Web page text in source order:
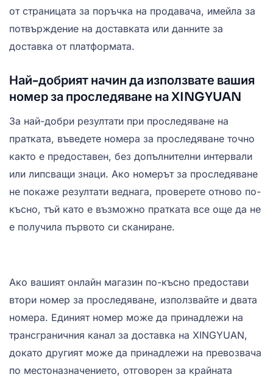
от страницата за поръчка на продавача, имейла за
потвърждение на доставката или данните за
доставка от платформата.
Най-добрият начин да използвате вашия
номер за проследяване на XINGYUAN
За най-добри резултати при проследяване на
пратката, въведете номера за проследяване точно
както е предоставен, без допълнителни интервали
или липсващи знаци. Ако номерът за проследяване
не покаже резултати веднага, проверете отново по-
късно, тъй като е възможно пратката все още да не
е получила първото си сканиране.
Ако вашият онлайн магазин по-късно предостави
втори номер за проследяване, използвайте и двата
номера. Единият номер може да принадлежи на
трансграничния канал за доставка на XINGYUAN,
докато другият може да принадлежи на превозвача
по местоназначението, отговорен за крайната